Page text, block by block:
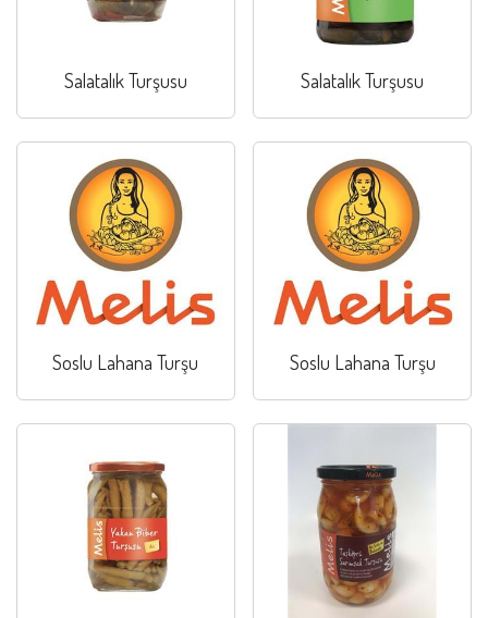
Salatalık Turşusu Salatalık Turşusu
Soslu Lahana Turşu Soslu Lahana Turşu